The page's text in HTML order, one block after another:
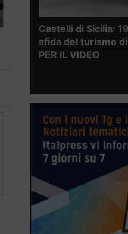
Castelli di Sicilia:
sfida del turismo
PER IL VIDEO